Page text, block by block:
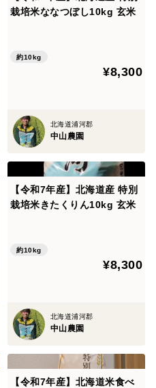
らない涼しい場所での保
ださい。
栽培米ななつぼし10kg 玄米
約10kg
¥8,300
北海道浦河郡
中山農園
【令和7年産】北海道産 特別
栽培米きたくりん10kg 玄米
約10kg
¥8,300
北海道浦河郡
中山農園
【令和7年産】北海道米食べ